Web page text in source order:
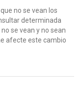
no se vean los
determinada
se vean y no sean
afecte este cambio